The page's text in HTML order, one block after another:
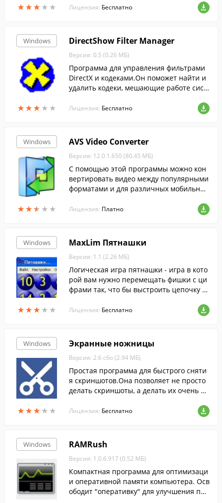
★★★ ★ ★
★★★ ★ ★ Лицензия: Бесплатно
Windows
★★★ ★ ★
★★★ ★ ★
DirectShow Filter Manager
Версия: 0.5 (0.26 МБ)
Программа для управления фильтрами
DirectX и кодеками.Он поможет найти и
удалить кодеки, мешающие работе сист
зователю, кодеков.
Лицензия: Бесплатно
Windows
★★★ ★ ★
★★★ ★ ★
AVS Video Converter
Версия: 12.0.1.650 (80.45 МБ)
С помощью этой программы можно кон
вертировать видео между популярными
форматами и для различных мобильных
Лицензия: Платно
Windows
★★★★ ★
★★★★ ★
MaxLim Пятнашки
Версия: 1.1 (2.26 МБ)
Логическая игра пятнашки - игра в кото
рой вам нужно перемещать фишки с ци
фрами так, что бы выстроить цепочку 1-
я, но развивает воображение.
Лицензия: Бесплатно
Windows
★★★★ ★
★★★★ ★
Экранные ножницы
Версия: 2.6 сбо (2.94 МБ)
Простая программа для быстрого сняти
я скриншотов.Она позволяет не просто
делать скриншоты, а делать их очень б
ышкой.
Лицензия: Бесплатно
Windows RAMRush
Версия: 1.0.6.917 (0.52 МБ)
Компактная программа для оптимизаци
и оперативной памяти компьютера. Осв
ободит "оперативку" для улучшения про